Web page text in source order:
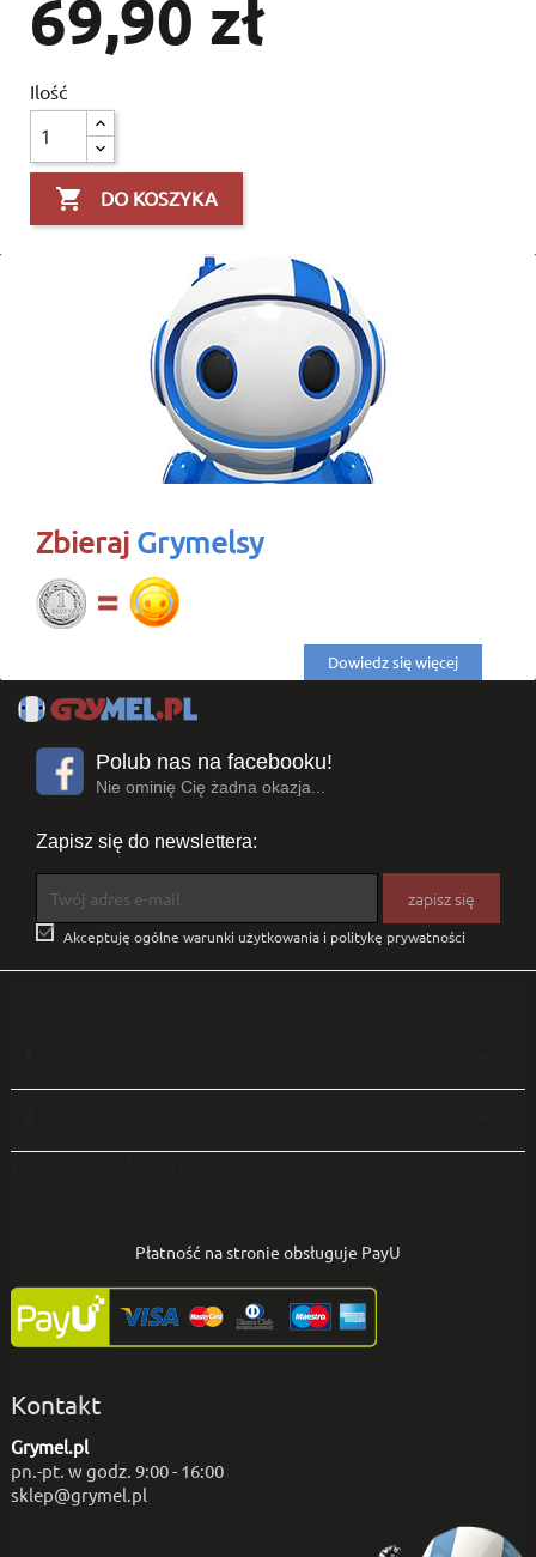
69,90 zł
Ilość
 DO KOSZYKA
Zbieraj Grymelsy
Dowiedz się więcej
Polub nas na facebooku!
Nie ominię Cię żadna okazja...
Zapisz się do newslettera:
 Akceptuję ogólne warunki użytkowania i politykę prywatności
Płatność na stronie obsługuje PayU
Kontakt
Grymel.pl
pn.-pt. w godz. 9:00 - 16:00
sklep@grymel.pl